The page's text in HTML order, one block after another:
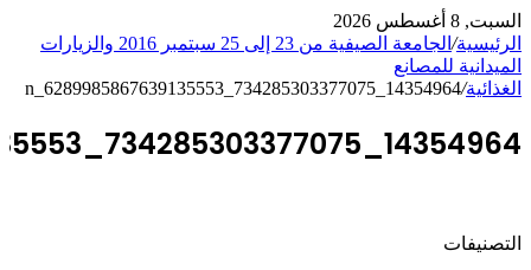
السبت, 8 أغسطس 2026
الرئيسية/
الجامعة الصيفية من 23 إلى 25 سبتمبر 2016 والزيارات
الميدانية للمصانع
الغذائية/
14354964_734285303377075_6289985867639135553_n
14354964_734285303377075_6289985867639135553_n
التصنيفات